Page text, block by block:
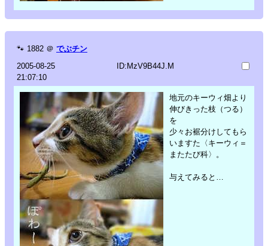
🐾 1882 ＠ でぶチン
2005-08-25
21:07:10
ID:MzV9B44J.M
地元のキーウィ畑より
伸びきった枝（つる）
を
少々お裾分けしてもら
いますた〈キーウィ＝
またたび科〉。
与えてみると…